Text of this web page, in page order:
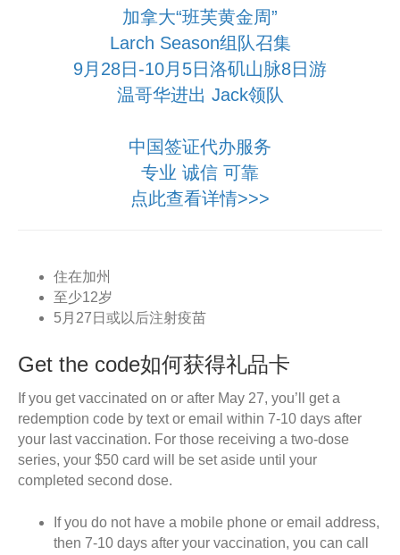
加拿大“班芙黄金周”
Larch Season组队召集
9月28日-10月5日洛矶山脉8日游
温哥华进出 Jack领队
中国签证代办服务
专业 诚信 可靠
点此查看详情>>>
住在加州
至少12岁
5月27日或以后注射疫苗
Get the code如何获得礼品卡
If you get vaccinated on or after May 27, you’ll get a
redemption code by text or email within 7-10 days after
your last vaccination. For those receiving a two-dose
series, your $50 card will be set aside until your
completed second dose.
If you do not have a mobile phone or email address,
then 7-10 days after your vaccination, you can call